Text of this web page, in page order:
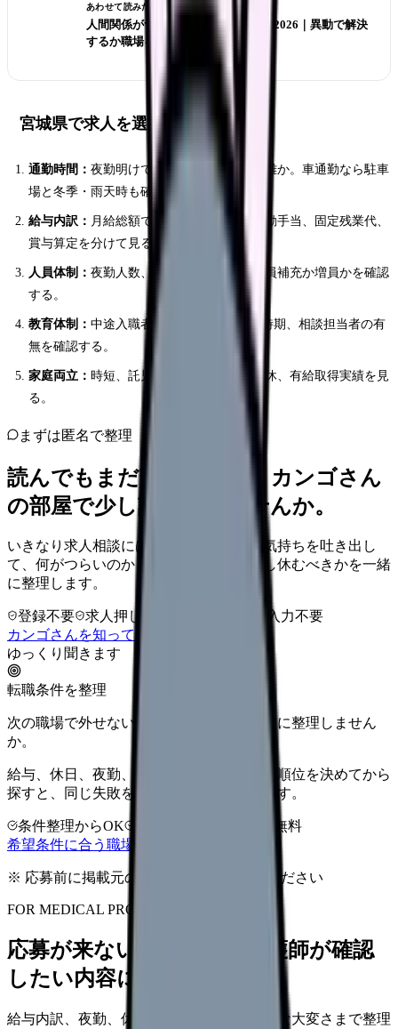
あわせて読みたい
人間関係がつらい看護師の転職判断 2026｜異動で解決
するか職場を変えるか
宮城県で求人を選ぶ時の優先順位
通勤時間： 夜勤明けでも無理なく帰れる距離か。車通勤なら駐車
場と冬季・雨天時も確認する。
給与内訳： 月給総額ではなく、基本給、夜勤手当、固定残業代、
賞与算定を分けて見る。
人員体制： 夜勤人数、看護助手の有無、欠員補充か増員かを確認
する。
教育体制： 中途入職者向けOJT、夜勤開始時期、相談担当者の有
無を確認する。
家庭両立： 時短、託児所、急な休み、希望休、有給取得実績を見
る。
まずは匿名で整理
読んでもまだ苦しいなら、カンゴさん
の部屋で少し話してみませんか。
いきなり求人相談には進みません。今の気持ちを吐き出し
て、何がつらいのか、辞めるべきか、少し休むべきかを一緒
に整理します。
登録不要 求人押し売りなし
病院名は入力不要
カンゴさんを知ってから相談する
ゆっくり聞きます
転職条件を整理
次の職場で外せない条件を、求人を見る前に整理しません
か。
給与、休日、夜勤、通勤、人間関係。優先順位を決めてから
探すと、同じ失敗を繰り返しにくくなります。
条件整理からOK
完全無料
希望条件に合う職場を相談する
※ 応募前に掲載元の最新情報を確認してください
FOR MEDICAL PROVIDERS
応募が来ない求人票を、看護師が確認
したい内容に直せます
給与内訳、夜勤、休日、教育、職場の正直な大変さまで整理